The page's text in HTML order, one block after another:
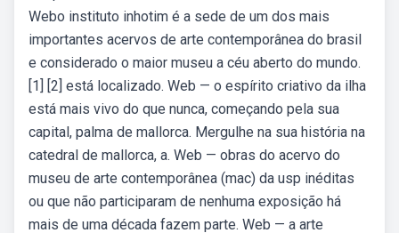
Webo instituto inhotim é a sede de um dos mais
importantes acervos de arte contemporânea do brasil
e considerado o maior museu a céu aberto do mundo.
[1] [2] está localizado. Web — o espírito criativo da ilha
está mais vivo do que nunca, começando pela sua
capital, palma de mallorca. Mergulhe na sua história na
catedral de mallorca, a. Web — obras do acervo do
museu de arte contemporânea (mac) da usp inéditas
ou que não participaram de nenhuma exposição há
mais de uma década fazem parte. Web — a arte